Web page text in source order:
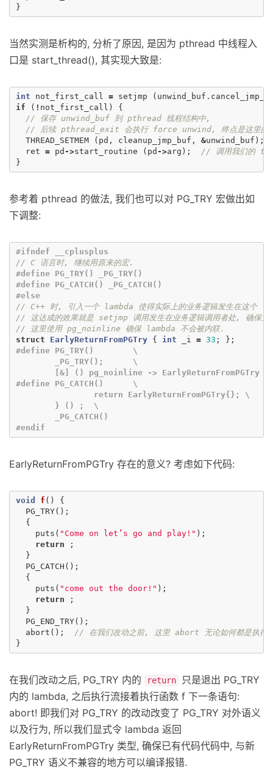
}
当然实测是析构的, 分析了原因, 是因为 pthread 中线程入
口是 start_thread(), 其实现大致是:
int not_first_call = setjmp ( unwind_buf .
if
( ! not_first_call )
{
// 保存 unwind_buf 到 pthread 线程结构中,
// 后续 pthread_exit 会执行 force unwind, 终点是这里的
THREAD_SETMEM
( pd , cleanup_jmp_buf , &unwind_buf );
ret = pd ->start_routine ( pd ->arg );
// 调用我们的
}
参考着 pthread 的做法, 我们也可以对 PG_TRY 宏做出如
下调整:
// C 语言时, 继续用原来的宏.
#define PG_TRY() _PG_TRY()
#define PG_CATCH() _PG_CATCH()
// C++ 时, 引入一个 lambda 使得实际上的业务逻辑发生在这个
// 这达成的效果就是 setjmp 调用发生在业务逻辑调用者处, 确保业
// 这里使用 pg_noinline 确保 lambda 不会被内联.
struct
EarlyReturnFromPGTry { int _i = 33 ;
};
#define PG_TRY()	\
#define PG_CATCH()	\
EarlyReturnFromPGTry 存在的意义? 考虑如下代码:
void f ()
{
PG_TRY();
{
puts ( "Come on let’s go and play!" );
return
;
}
PG_CATCH ();
{
puts ( "come out the door!" );
return
;
}
PG_END_TRY();
abort ();
// 在我们改动之前, 这里 abort 无论如何都是执行
}
在我们改动之后, PG_TRY 内的 return
只是退出 PG_TRY
内的 lambda, 之后执行流接着执行函数 f 下一条语句:
abort! 即我们对 PG_TRY 的改动改变了 PG_TRY 对外语义
以及行为, 所以我们显式令 lambda 返回
EarlyReturnFromPGTry 类型, 确保已有代码代码中, 与新
PG_TRY 语义不兼容的地方可以编译报错.